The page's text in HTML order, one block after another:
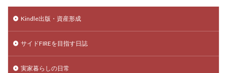
Kindle出版・資産形成
サイドFIREを目指す日誌
実家暮らしの日常